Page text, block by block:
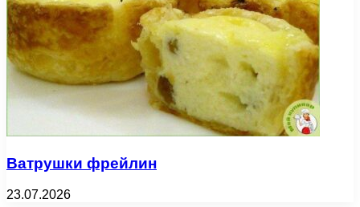
Ватрушки фрейлин
23.07.2026